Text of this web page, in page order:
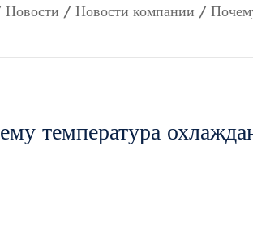
Новости / Новости компании /
температура